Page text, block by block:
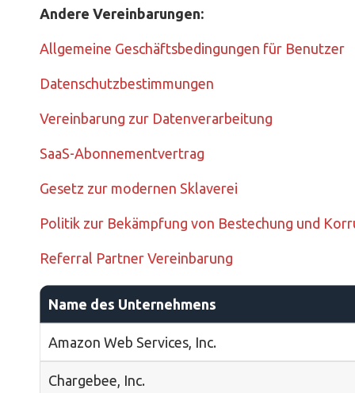
Name des Unternehmens
Amazon Web Services, Inc.
Chargebee, Inc.
Andere Vereinbarungen:
Allgemeine Geschäftsbedingungen für Benutzer
Datenschutzbestimmungen
Vereinbarung zur Datenverarbeitung
SaaS-Abonnementvertrag
Gesetz zur modernen Sklaverei
Politik zur Bekämpfung von Bestechung und
Referral Partner Vereinbarung